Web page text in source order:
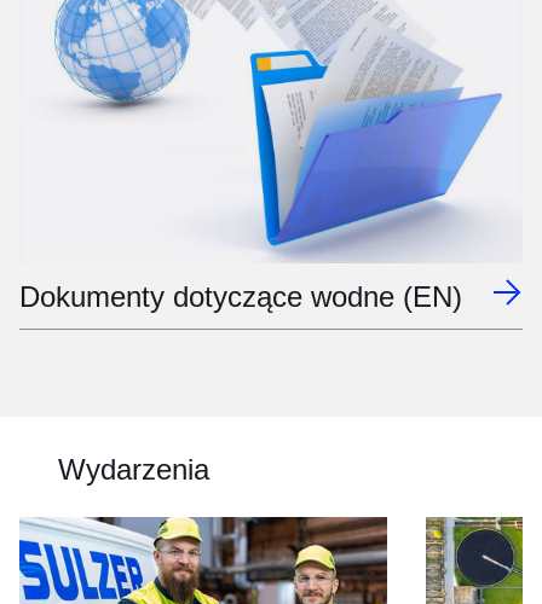
Dokumenty dotyczące wodne (EN)
Wydarzenia